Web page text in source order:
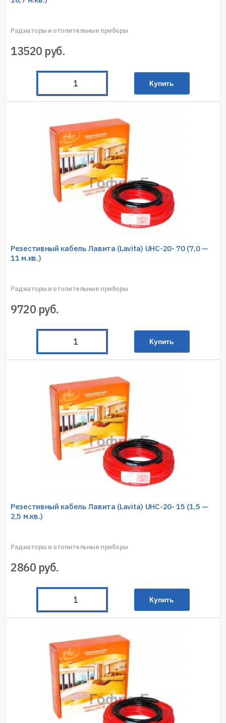
Радиаторы и отопительные приборы
13520 руб.
Купить
Резестивный кабель Лавита (Lavita) UHC-20- 70 (7,0 —
11 м.кв.)
Радиаторы и отопительные приборы
9720 руб.
Купить
Резестивный кабель Лавита (Lavita) UHC-20- 15 (1,5 —
2,5 м.кв.)
Радиаторы и отопительные приборы
2860 руб.
Купить